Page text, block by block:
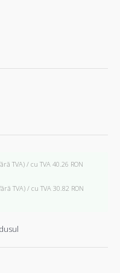
TVA) / cu TVA 40.26 RON
TVA) / cu TVA 30.82 RON